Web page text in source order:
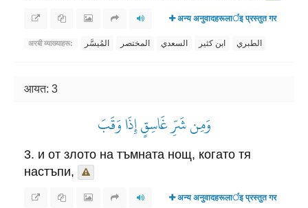
अन्य अनुवादहरूलार्इ प्रस्तुत गर
अरबी व्याख्याहरू: المُيسَّر المختصر السعدي ابن كثير الطبري
आयत: 3
وَمِن شَرِّ غَاسِقٍ إِذَا وَقَبَ
3. и от злото на тъмната нощ, когато тя
настъпи,
अन्य अनुवादहरूलार्इ प्रस्तुत गर